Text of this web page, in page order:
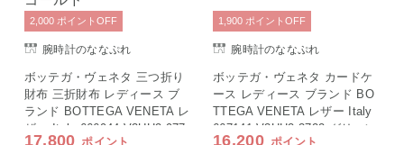
腕時計のななぷれ
ボッテガ・ヴェネタ 三つ折り
財布 三折財布 レディース ブ
ランド BOTTEGA VENETA レ
ザー Italy 666944-V3UH2 977
17,800 ポイント
2,000 ポイント OFF
腕時計のななぷれ
ボッテガ・ヴェネタ カードケ
ース レディース ブランド BO
TTEGA VENETA レザー Italy
667141-V3UH2 3722 グリーン
16,200 ポイント
1,900 ポイント OFF